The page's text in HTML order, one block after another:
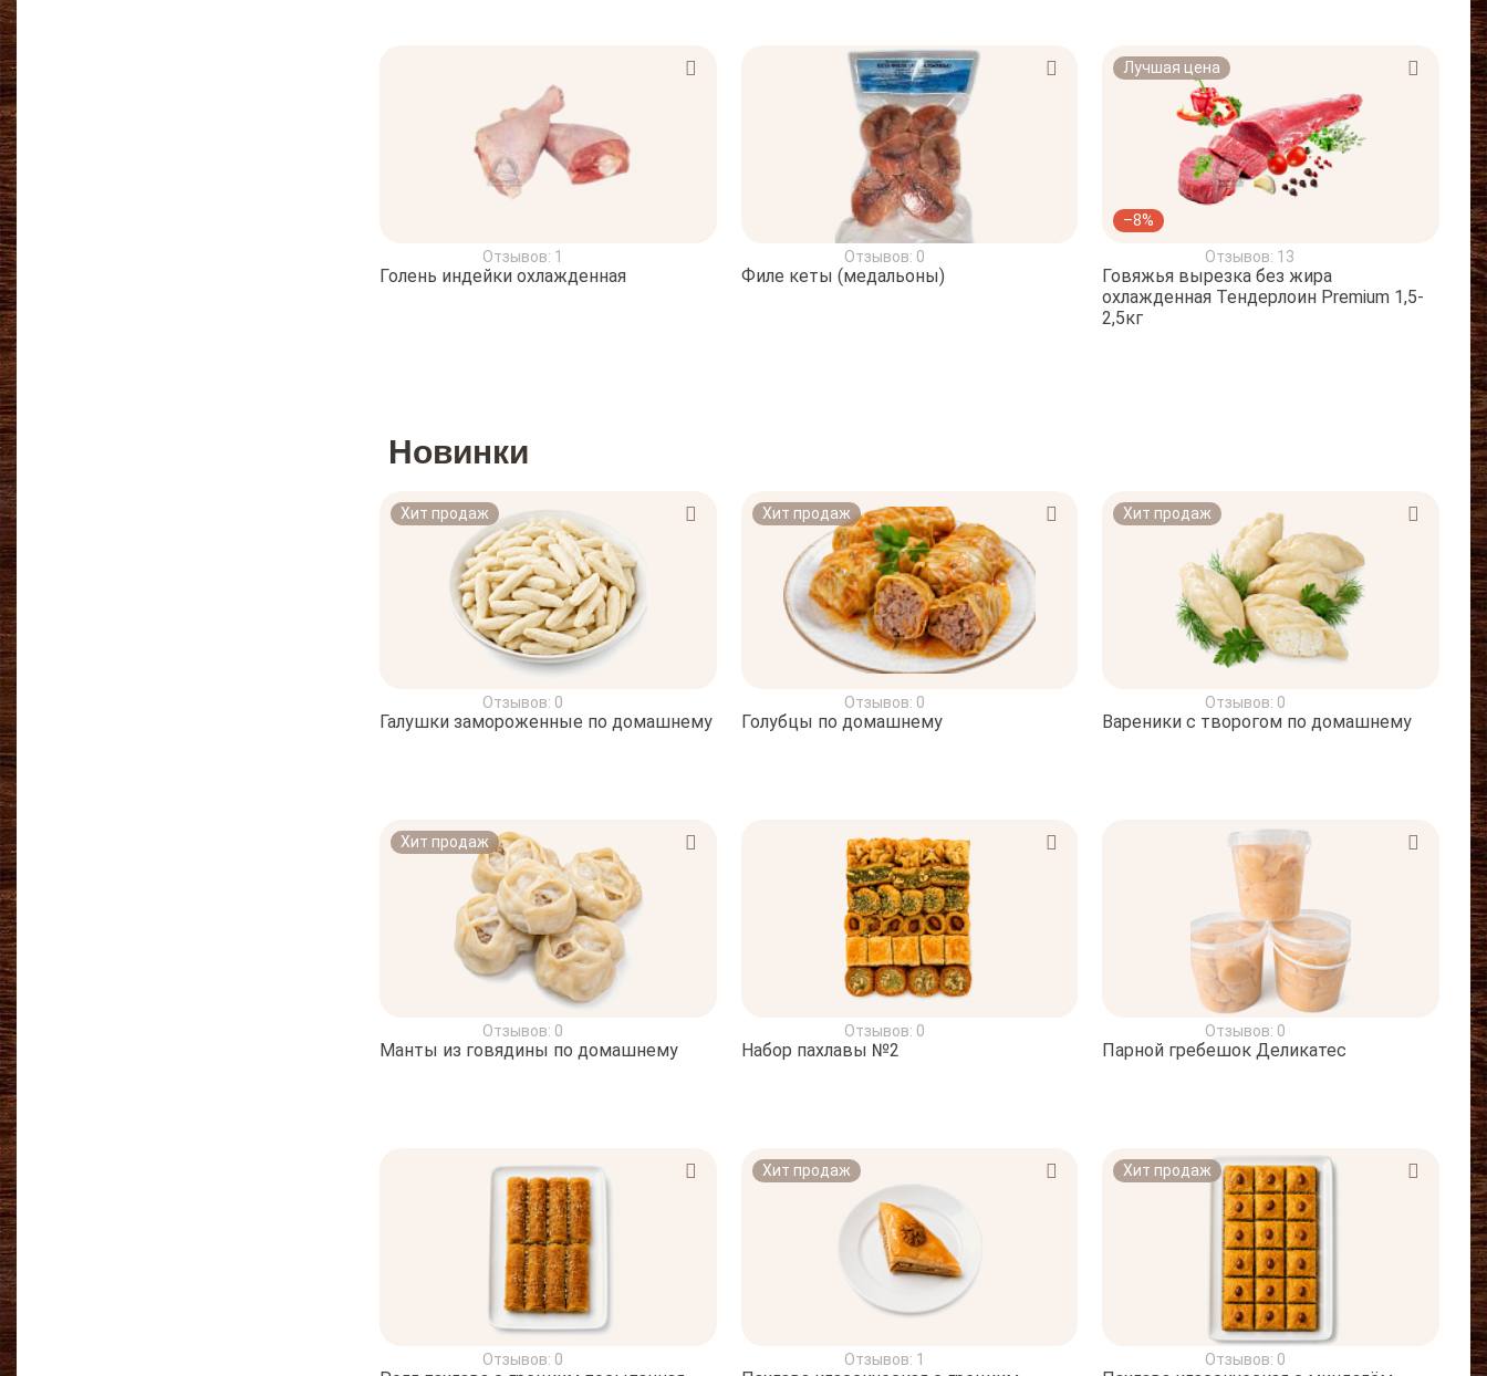
Отзывов: 1
Голень индейки охлажденная
Отзывов: 0
Филе кеты (медальоны)
Лучшая цена
–8%
Отзывов: 13
Говяжья вырезка без жира
охлажденная Тендерлоин Premium 1,5-
2,5кг
Новинки
Хит продаж
Отзывов: 0
Галушки замороженные по домашнему
Хит продаж
Отзывов: 0
Голубцы по домашнему
Хит продаж
Отзывов: 0
Вареники с творогом по домашнему
Хит продаж
Отзывов: 0
Манты из говядины по домашнему
Отзывов: 0
Набор пахлавы №2
Отзывов: 0
Парной гребешок Деликатес
Отзывов: 0
Хит продаж
Отзывов: 1
Хит продаж
Отзывов: 0